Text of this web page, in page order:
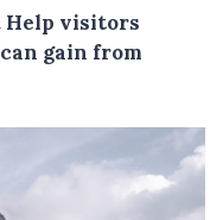
Help visitors
gain from